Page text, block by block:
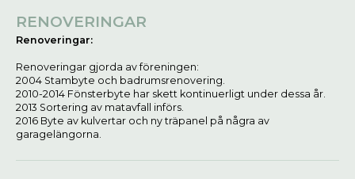
RENOVERINGAR
Renoveringar:
Renoveringar gjorda av föreningen:
2004 Stambyte och badrumsrenovering.
2010-2014 Fönsterbyte har skett kontinuerligt under dessa år.
2013 Sortering av matavfall införs.
2016 Byte av kulvertar och ny träpanel på några av
garagelängorna.